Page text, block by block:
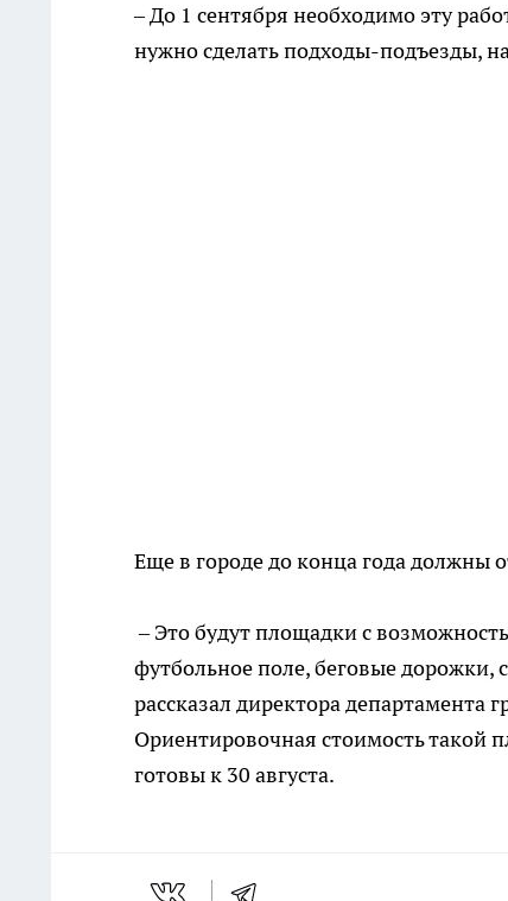
– До 1 сентября необходимо эту
нужно сделать подходы-подъезды,
Еще в городе до конца года должны
– Это будут площадки с
футбольное поле, беговые дорожки,
рассказал директора департамента
Ориентировочная стоимость такой
готовы к 30 августа.